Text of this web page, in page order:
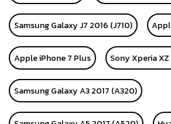
Samsung Galaxy J7 2016 (J710)
Apple iPhone 7 Plus Sony Xperia XZ
Samsung Galaxy A3 2017 (A320)